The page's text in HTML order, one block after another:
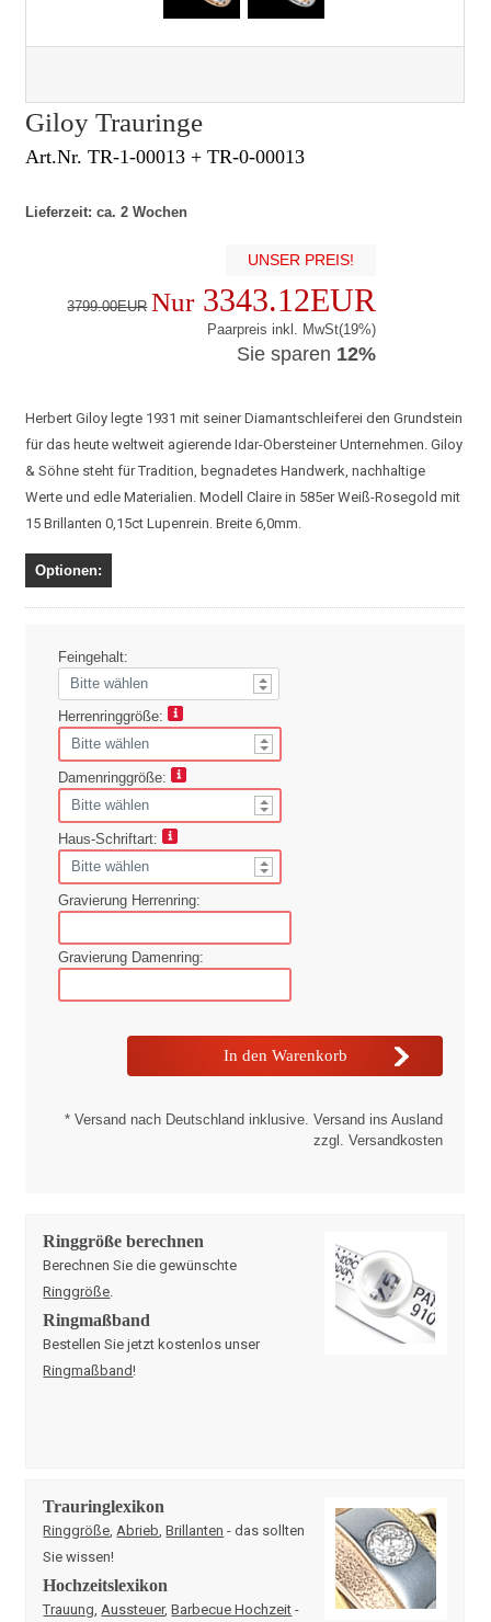
Giloy Trauringe
Art.Nr. TR-1-00013 + TR-0-00013
Lieferzeit: ca. 2 Wochen
UNSER PREIS!
3799.00EUR Nur3343.12EUR
Paarpreis inkl. MwSt(19%)
Sie sparen 12%
Herbert Giloy legte 1931 mit seiner Diamantschleiferei den Grundstein
für das heute weltweit agierende Idar-Obersteiner Unternehmen. Giloy
& Söhne steht für Tradition, begnadetes Handwerk, nachhaltige
Werte und edle Materialien. Modell Claire in 585er Weiß-Rosegold mit
15 Brillanten 0,15ct Lupenrein. Breite 6,0mm.
Optionen:
Feingehalt:
Herrenringgröße:
Damenringgröße:
Haus-Schriftart:
Gravierung Herrenring:
Gravierung Damenring:
* Versand nach Deutschland inklusive. Versand ins Ausland
zzgl. Versandkosten
Ringgröße berechnen
Berechnen Sie die gewünschte
Ringgröße
Ringmaßband
Bestellen Sie jetzt kostenlos unser
Ringmaßband!
Trauringlexikon
Ringgröße Abrieb ,Brillanten - das sollten
Sie wissen!
Hochzeitslexikon
Trauung Aussteuer,Barbecue Hochzeit -